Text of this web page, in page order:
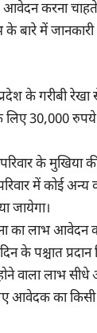
करना
के बारे में
के गरीबी रेखा
के लिए 30,000
के मुखिया
में कोई अन्य
जायेगा।
का लाभ आवेदन
के पश्चात प्रदान
वाला लाभ
आवेदक का किसी